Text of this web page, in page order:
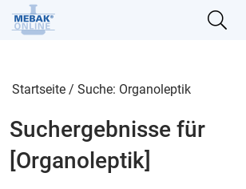
Startseite / Suche: Organoleptik
Suchergebnisse für
[Organoleptik]